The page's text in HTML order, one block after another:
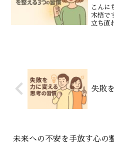
こんに
木悟で
立ち直
失敗
未来への不安を手放す心の